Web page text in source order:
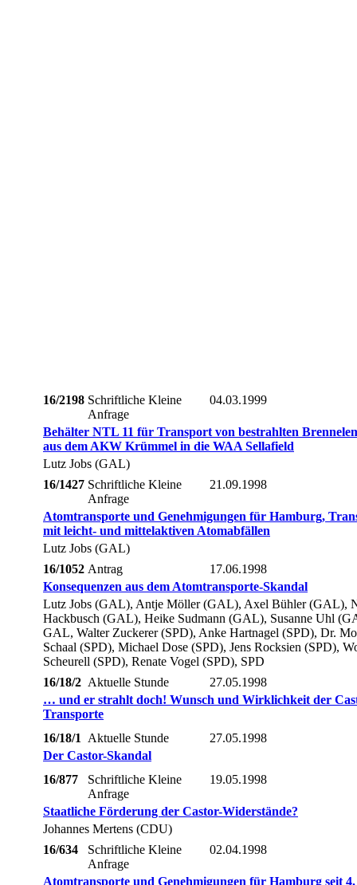
16/2198 Schriftliche Kleine
Anfrage
04.03.1999
Behälter NTL 11 für Transport von bestrahlten
aus dem AKW Krümmel in die WAA Sellafield
Lutz Jobs (GAL)
16/1427 Schriftliche Kleine
Anfrage
21.09.1998
Atomtransporte und Genehmigungen für Hamburg,
mit leicht- und mittelaktiven Atomabfällen
Lutz Jobs (GAL)
16/1052 Antrag
17.06.1998
Konsequenzen aus dem Atomtransporte-Skandal
Lutz Jobs (GAL), Antje Möller (GAL), Axel Bühler (GAL),
Hackbusch (GAL), Heike Sudmann (GAL), Susanne Uhl
GAL, Walter Zuckerer (SPD), Anke Hartnagel (SPD), Dr.
Schaal (SPD), Michael Dose (SPD), Jens Rocksien (SPD),
Scheurell (SPD), Renate Vogel (SPD), SPD
16/18/2 Aktuelle Stunde
27.05.1998
… und er strahlt doch! Wunsch und Wirklichkeit der
Transporte
16/18/1
Aktuelle Stunde
27.05.1998
Der Castor-Skandal
16/877
Schriftliche Kleine
Anfrage
19.05.1998
Staatliche Förderung der Castor-Widerstände?
Johannes Mertens (CDU)
16/634
Schriftliche Kleine
Anfrage
02.04.1998
Atomtransporte und Genehmigungen für Hamburg seit 4.